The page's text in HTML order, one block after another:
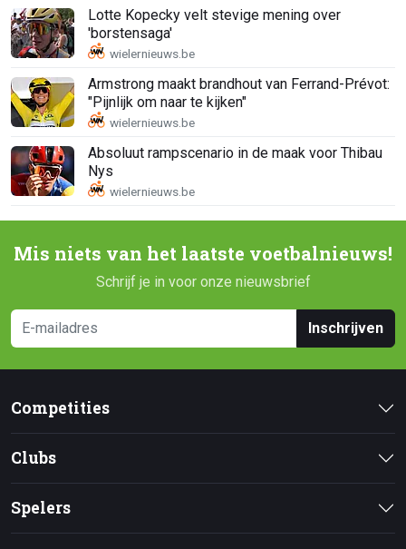
Lotte Kopecky velt stevige mening over
'borstensaga'
Armstrong maakt brandhout van Ferrand-Prévot:
"Pijnlijk om naar te kijken"
Absoluut rampscenario in de maak voor Thibau
Nys
Mis niets van het laatste voetbalnieuws!
Schrijf je in voor onze nieuwsbrief
Inschrijven
Competities
Clubs
Spelers